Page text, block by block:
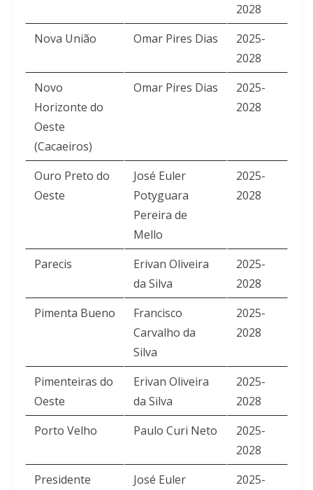
2028
Nova União
Omar Pires Dias
2025-
2028
Novo
Horizonte do
Oeste
(Cacaeiros)
Omar Pires Dias
2025-
2028
Ouro Preto do
Oeste
José Euler
Potyguara
Pereira de
Mello
2025-
2028
Parecis
Erivan Oliveira
da Silva
2025-
2028
Pimenta Bueno
Francisco
Carvalho da
Silva
2025-
2028
Pimenteiras do
Oeste
Erivan Oliveira
da Silva
2025-
2028
Porto Velho
Paulo Curi Neto
2025-
2028
Presidente
José Euler
2025-